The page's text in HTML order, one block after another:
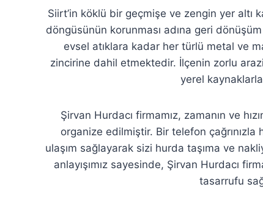
Siirt’in köklü bir geçmişe ve zengin yer altı
döngüsünün korunması adına geri
evsel atıklara kadar her türlü metal ve
zincirine dahil etmektedir. İlçenin zorlu
yerel
Şirvan Hurdacı firmamız, zamanın ve
organize edilmiştir. Bir telefon
ulaşım sağlayarak sizi hurda taşıma ve
anlayışımız sayesinde, Şirvan Hurdacı
tasarrufu